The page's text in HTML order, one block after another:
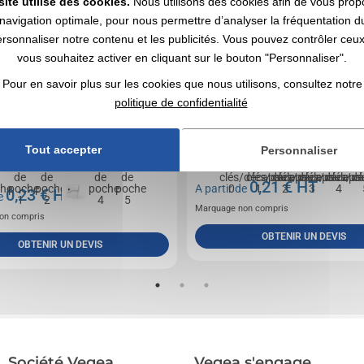
avec corps en couleurs et intérieur en
0,23€ HT
compris
OBTENIR UN DEVIS
Porte-clés en aluminium avec décapsuleur.
A partir de0,21€ HT
Marquage non compris
OBTENIR UN DEVIS
optimale, pour nous permettre d’analyser la fréquentation
notre contenu et les publicités. Vous pouvez contrôler
vous souhaitez activer en cliquant sur le bouton "Personnaliser".
Pour en savoir plus sur les cookies que nous utilisons, consultez notre
politique de confidentialité
Tout accepter Personnaliser